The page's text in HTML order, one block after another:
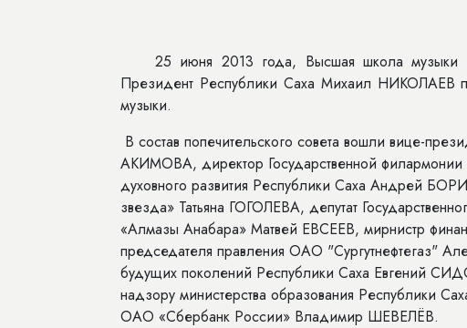
25 июня 2013 года, Высшая школа музыки
Президент Республики Саха Михаил НИКОЛАЕВ
музыки.
В состав попечительского совета вошли вице-
АКИМОВА, директор Государственной
духовного развития Республики Саха Андрей
звезда» Татьяна ГОГОЛЕВА, депутат
«Алмазы Анабара» Матвей ЕВСЕЕВ, мирнистр
председателя правления ОАО "Сургутнефтегаз"
будущих поколений Республики Саха Евгений
надзору министерства образования Республики
ОАО «Сбербанк России» Владимир ШЕВЕЛЁВ.